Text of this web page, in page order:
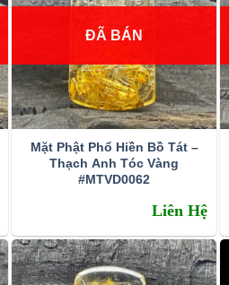
ĐÃ BÁN
Mặt Phật Phổ Hiền Bồ Tát –
Thạch Anh Tóc Vàng
#MTVD0062
Liên Hệ